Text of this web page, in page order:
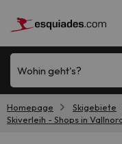
Wohin geht's?
Homepage Skigebiete
Skiverleih - Shops in